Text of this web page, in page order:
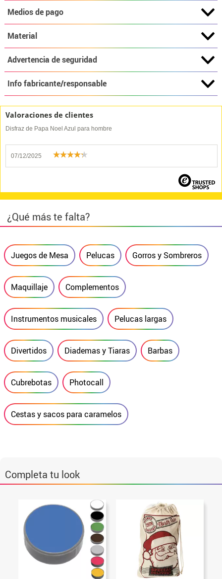
Medios de pago
Material
Advertencia de seguridad
Info fabricante/responsable
Valoraciones de clientes
Disfraz de Papa Noel Azul para hombre
07/12/2025
¿Qué más te falta?
Juegos de Mesa Pelucas Gorros y Sombreros
Maquillaje Complementos
Instrumentos musicales Pelucas largas
Divertidos Diademas y Tiaras Barbas
Cubrebotas Photocall
Cestas y sacos para caramelos
Completa tu look